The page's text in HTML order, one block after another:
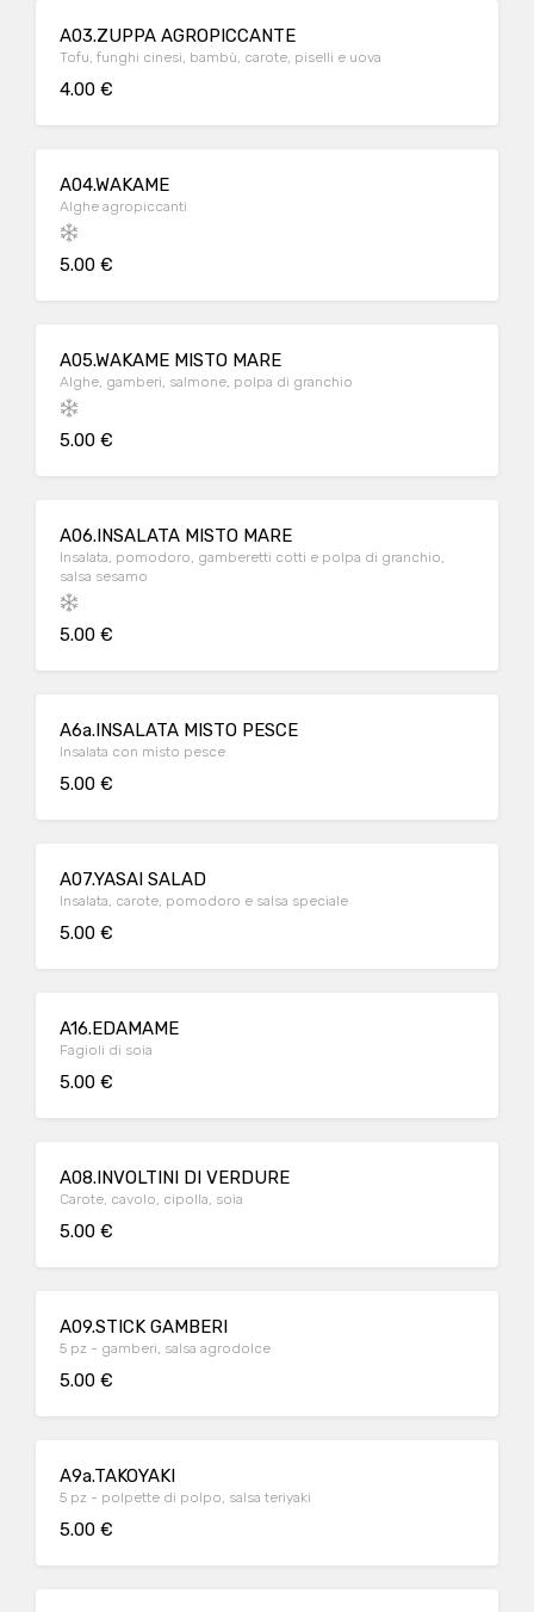
A03.ZUPPA AGROPICCANTE
Tofu, funghi cinesi, bambù, carote, piselli e uova
4.00 €
A04.WAKAME
Alghe agropiccanti
5.00 €
A05.WAKAME MISTO MARE
Alghe, gamberi, salmone, polpa di granchio
5.00 €
A06.INSALATA MISTO MARE
Insalata, pomodoro, gamberetti cotti e polpa di granchio,
salsa sesamo
5.00 €
A6a.INSALATA MISTO PESCE
Insalata con misto pesce
5.00 €
A07.YASAI SALAD
Insalata, carote, pomodoro e salsa speciale
5.00 €
A16.EDAMAME
Fagioli di soia
5.00 €
A08.INVOLTINI DI VERDURE
Carote, cavolo, cipolla, soia
5.00 €
A09.STICK GAMBERI
5 pz - gamberi, salsa agrodolce
5.00 €
A9a.TAKOYAKI
5 pz - polpette di polpo, salsa teriyaki
5.00 €